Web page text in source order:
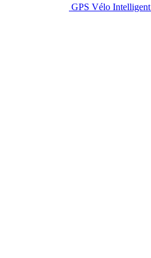
GPS Vélo Intelligent